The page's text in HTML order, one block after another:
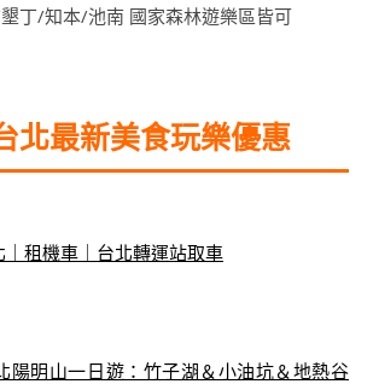
丁/知本/池南 國家森林遊樂區皆可
北最新美食玩樂優惠
租機車｜台北轉運站取車
陽明山一日遊：竹子湖＆小油坑＆地熱谷